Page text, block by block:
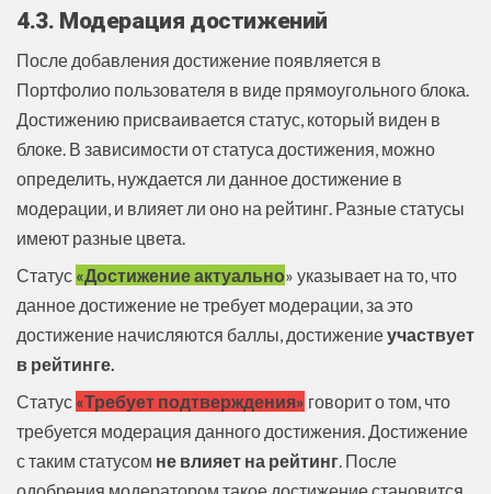
4.3. Модерация достижений
После добавления достижение появляется в
Портфолио пользователя в виде прямоугольного блока.
Достижению присваивается статус, который виден в
блоке. В зависимости от статуса достижения, можно
определить, нуждается ли данное достижение в
модерации, и влияет ли оно на рейтинг. Разные статусы
имеют разные цвета.
Статус «Достижение актуально» указывает на то, что
данное достижение не требует модерации, за это
достижение начисляются баллы, достижениеучаствует
в рейтинге.
Статус «Требует подтверждения» говорит о том, что
требуется модерация данного достижения. Достижение
с таким статусом не влияет на рейтинг. После